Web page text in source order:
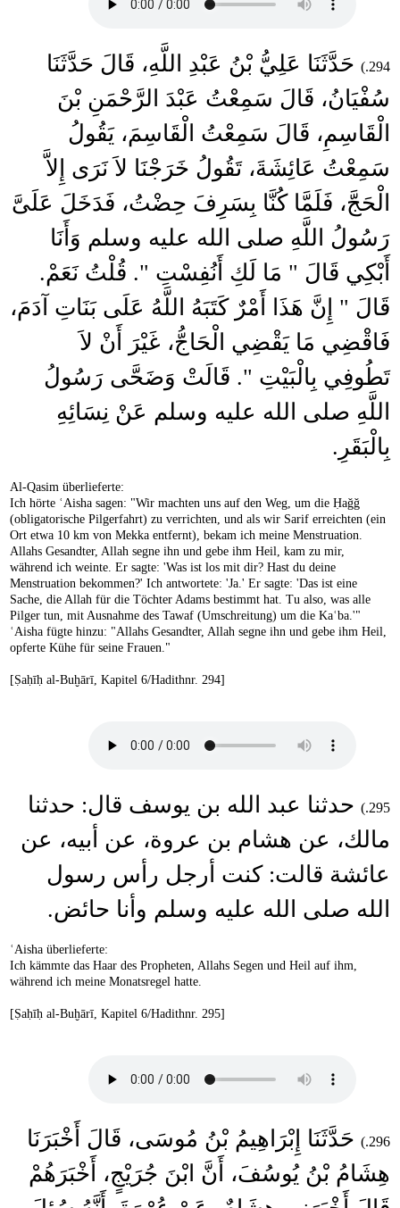
294.)
حَدَّثَنَا عَلِيُّ بْنُ عَبْدِ اللَّهِ، قَالَ حَدَّثَنَا
سُفْيَانُ، قَالَ سَمِعْتُ عَبْدَ الرَّحْمَنِ بْنَ
الْقَاسِمِ، قَالَ سَمِعْتُ الْقَاسِمَ، يَقُولُ
سَمِعْتُ عَائِشَةَ، تَقُولُ خَرَجْنَا لاَ نَرَى إِلاَّ
الْحَجَّ، فَلَمَّا كُنَّا بِسَرِفَ حِضْتُ، فَدَخَلَ عَلَىَّ
رَسُولُ اللَّهِ صلى الله عليه وسلم وَأَنَا
أَبْكِي قَالَ ‏"‏ مَا لَكِ أَنُفِسْتِ ‏"‏‏.‏ قُلْتُ نَعَمْ‏.‏
قَالَ ‏"‏ إِنَّ هَذَا أَمْرٌ كَتَبَهُ اللَّهُ عَلَى بَنَاتِ آدَمَ،
فَاقْضِي مَا يَقْضِي الْحَاجُّ، غَيْرَ أَنْ لاَ
تَطُوفِي بِالْبَيْتِ ‏"‏‏.‏ قَالَتْ وَضَحَّى رَسُولُ
اللَّهِ صلى الله عليه وسلم عَنْ نِسَائِهِ
بِالْبَقَرِ‏.‏
Al-Qasim überlieferte:
Ich hörte ʿAisha sagen: "Wir machten uns auf den Weg, um die Ḥaǧǧ
(obligatorische Pilgerfahrt) zu verrichten, und als wir Sarif erreichten (ein
Ort etwa 10 km von Mekka entfernt), bekam ich meine Menstruation.
Allahs Gesandter, Allah segne ihn und gebe ihm Heil, kam zu mir,
während ich weinte. Er sagte: 'Was ist los mit dir? Hast du deine
Menstruation bekommen?' Ich antwortete: 'Ja.' Er sagte: 'Das ist eine
Sache, die Allah für die Töchter Adams bestimmt hat. Tu also, was alle
Pilger tun, mit Ausnahme des Tawaf (Umschreitung) um die Kaʿba.'"
ʿAisha fügte hinzu: "Allahs Gesandter, Allah segne ihn und gebe ihm Heil,
opferte Kühe für seine Frauen."
[Ṣaḥīḥ al-Buḫārī, Kapitel 6/Hadithnr. 294]
295.)
حدثنا عبد الله بن يوسف قال: حدثنا
مالك، عن هشام بن عروة، عن أبيه، عن
عائشة قالت: كنت أرجل رأس رسول
الله صلى الله عليه وسلم وأنا حائض.
ʿAisha überlieferte:
Ich kämmte das Haar des Propheten, Allahs Segen und Heil auf ihm,
während ich meine Monatsregel hatte.
[Ṣaḥīḥ al-Buḫārī, Kapitel 6/Hadithnr. 295]
296.)
حَدَّثَنَا إِبْرَاهِيمُ بْنُ مُوسَى، قَالَ أَخْبَرَنَا
هِشَامُ بْنُ يُوسُفَ، أَنَّ ابْنَ جُرَيْجٍ، أَخْبَرَهُمْ